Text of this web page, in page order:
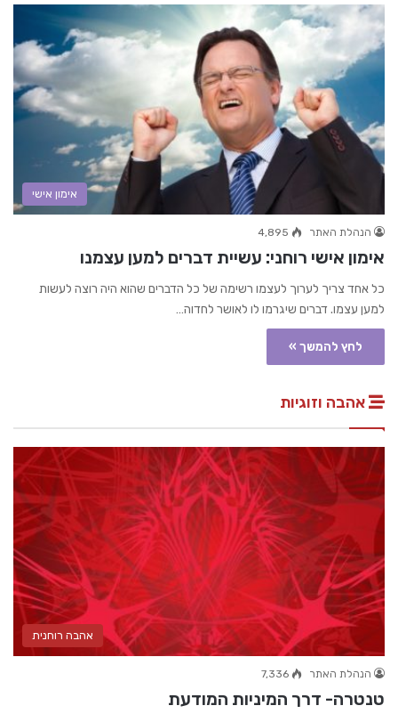
אימון אישי
הנהלת האתר 4,895
אימון אישי רוחני: עשיית דברים למען עצמנו
כל אחד צריך לערוך לעצמו רשימה של כל הדברים שהוא היה רוצה לעשות
למען עצמו. דברים שיגרמו לו לאושר לחדוה…
לחץ להמשך »
אהבה וזוגיות
אהבה רוחנית
הנהלת האתר 7,336
טנטרה- דרך המיניות המודעת